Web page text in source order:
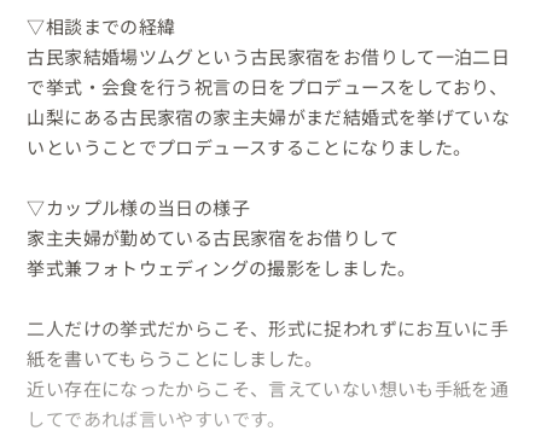
▽相談までの経緯
古民家結婚場ツムグという古民家宿をお借りして一泊二日
で挙式・会食を行う祝言の日をプロデュースをしており、
山梨にある古民家宿の家主夫婦がまだ結婚式を挙げていな
いということでプロデュースすることになりました。
▽カップル様の当日の様子
家主夫婦が勤めている古民家宿をお借りして
挙式兼フォトウェディングの撮影をしました。
二人だけの挙式だからこそ、形式に捉われずにお互いに手
紙を書いてもらうことにしました。
近い存在になったからこそ、言えていない想いも手紙を通
してであれば言いやすいです。